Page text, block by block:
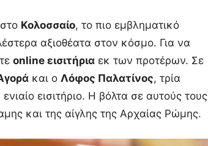
Κολοσσαίο, το πιο εμβληματικό
αξιοθέατα στον κόσμο. Για να
online εισιτήρια εκ των προτέρων. Σε
και ο Λόφος Παλατίνος, τρία
εισιτήριο. Η βόλτα σε αυτούς τους
και της αίγλης της Αρχαίας Ρώμης.